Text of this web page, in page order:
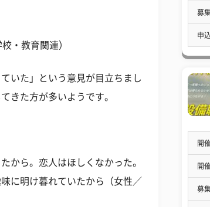
・教育関連）
いた」という意見が目立ちまし
きた方が多いようです。
から。恋人はほしくなかった。
に明け暮れていたから（女性／
募
申
開
開
募